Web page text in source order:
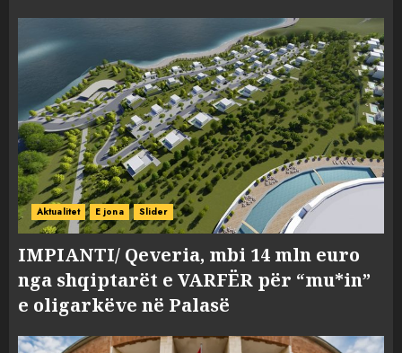
Aktualitet E jona Slider
IMPIANTI/ Qeveria, mbi 14 mln euro
nga shqiptarët e VARFËR për “mu*in”
e oligarkëve në Palasë